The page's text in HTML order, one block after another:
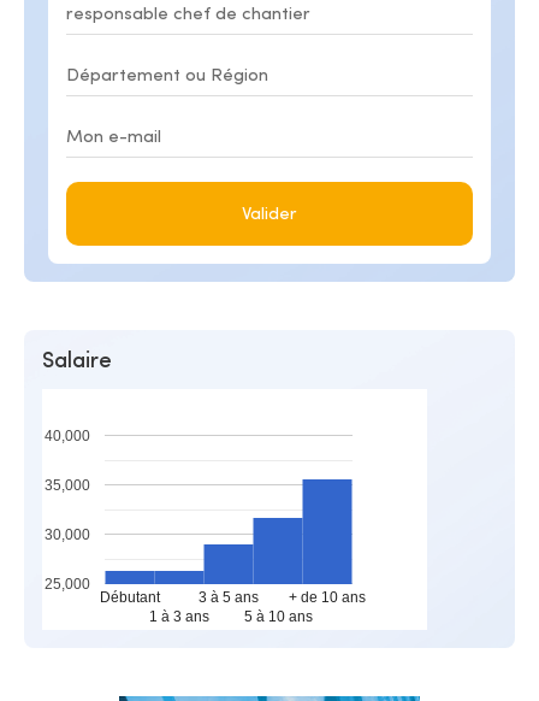
Valider
Salaire
Débutant
1 à 3 ans
3 à 5 ans
5 à 10 ans
+ de 10 ans
25,000
30,000
35,000
40,000